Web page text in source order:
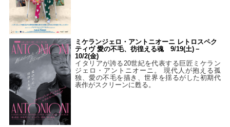
ミケランジェロ・アントニオーニ レトロスペク
ティヴ 愛の不毛、彷徨える魂 9/19(土)－
10/2(金)
イタリアが誇る20世紀を代表する巨匠ミケラン
ジェロ・アントニオーニ。 現代人が抱える孤
独、愛の不毛を描き、世界を揺るがした初期代
表作がスクリーンに甦る。